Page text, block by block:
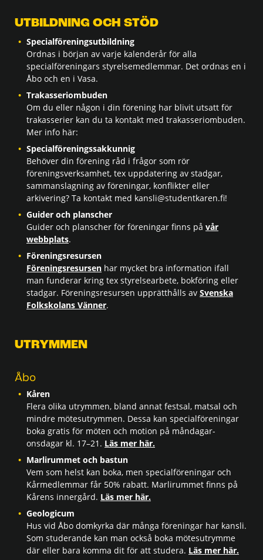
UTBILDNING OCH STÖD
Specialföreningsutbildning
Ordnas i början av varje kalenderår för alla
specialföreningars styrelsemedlemmar. Det ordnas en i
Åbo och en i Vasa.
Trakasseriombuden
Om du eller någon i din förening har blivit utsatt för
trakasserier kan du ta kontakt med trakasseriombuden.
Mer info här:
Specialföreningssakkunnig
Behöver din förening råd i frågor som rör
föreningsverksamhet, tex uppdatering av stadgar,
sammanslagning av föreningar, konflikter eller
arkivering? Ta kontakt med kansli@studentkaren.fi!
Guider och planscher
Guider och planscher för föreningar finns på vår
webbplats.
Föreningsresursen
Föreningsresursen har mycket bra information ifall
man funderar kring tex styrelsearbete, bokföring eller
stadgar. Föreningsresursen upprätthålls av Svenska
Folkskolans Vänner.
UTRYMMEN
Åbo
Kåren
Flera olika utrymmen, bland annat festsal, matsal och
mindre mötesutrymmen. Dessa kan specialföreningar
boka gratis för möten och motion på måndagar-
onsdagar kl. 17–21. Läs mer här.
Marlirummet och bastun
Vem som helst kan boka, men specialföreningar och
Kårmedlemmar får 50% rabatt. Marlirummet finns på
Kårens innergård. Läs mer här.
Geologicum
Hus vid Åbo domkyrka där många föreningar har kansli.
Som studerande kan man också boka mötesutrymme
där eller bara komma dit för att studera. Läs mer här.